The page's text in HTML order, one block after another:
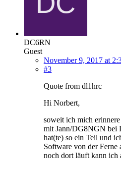
DC6RN
Guest
November 9, 2017 at
#3
Quote from dl1hrc
Hi Norbert,
soweit ich mich
mit Jann/DG8NGN bei
hat(te) so ein Teil und
Software von der Ferne
noch dort läuft kann ich